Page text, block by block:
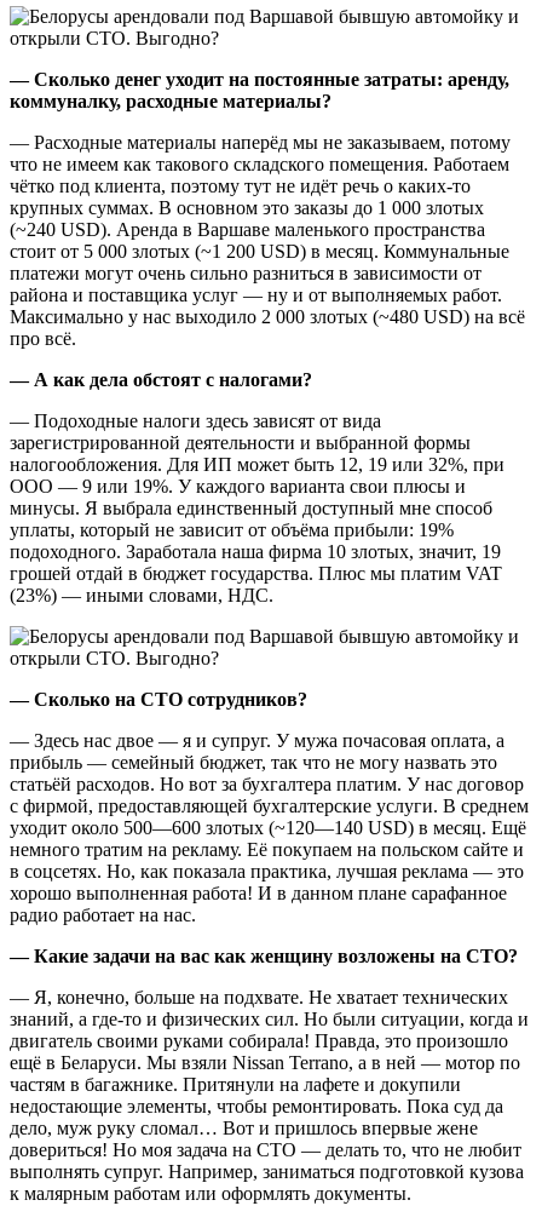
— Сколько денег уходит на постоянные затраты: аренду,
коммуналку, расходные материалы?
— Расходные материалы наперёд мы не заказываем, потому
что не имеем как такового складского помещения. Работаем
чётко под клиента, поэтому тут не идёт речь о каких-то
крупных суммах. В основном это заказы до 1 000 злотых
(~240 USD). Аренда в Варшаве маленького пространства
стоит от 5 000 злотых (~1 200 USD) в месяц. Коммунальные
платежи могут очень сильно разниться в зависимости от
района и поставщика услуг — ну и от выполняемых работ.
Максимально у нас выходило 2 000 злотых (~480 USD) на всё
про всё.
— А как дела обстоят с налогами?
— Подоходные налоги здесь зависят от вида
зарегистрированной деятельности и выбранной формы
налогообложения. Для ИП может быть 12, 19 или 32%, при
ООО — 9 или 19%. У каждого варианта свои плюсы и
минусы. Я выбрала единственный доступный мне способ
уплаты, который не зависит от объёма прибыли: 19%
подоходного. Заработала наша фирма 10 злотых, значит, 19
грошей отдай в бюджет государства. Плюс мы платим VAT
(23%) — иными словами, НДС.
— Сколько на СТО сотрудников?
— Здесь нас двое — я и супруг. У мужа почасовая оплата, а
прибыль — семейный бюджет, так что не могу назвать это
статьёй расходов. Но вот за бухгалтера платим. У нас договор
с фирмой, предоставляющей бухгалтерские услуги. В среднем
уходит около 500—600 злотых (~120—140 USD) в месяц. Ещё
немного тратим на рекламу. Её покупаем на польском сайте и
в соцсетях. Но, как показала практика, лучшая реклама — это
хорошо выполненная работа! И в данном плане сарафанное
радио работает на нас.
— Какие задачи на вас как женщину возложены на СТО?
— Я, конечно, больше на подхвате. Не хватает технических
знаний, а где-то и физических сил. Но были ситуации, когда и
двигатель своими руками собирала! Правда, это произошло
ещё в Беларуси. Мы взяли Nissan Terrano, а в ней — мотор по
частям в багажнике. Притянули на лафете и докупили
недостающие элементы, чтобы ремонтировать. Пока суд да
дело, муж руку сломал… Вот и пришлось впервые жене
довериться! Но моя задача на СТО — делать то, что не любит
выполнять супруг. Например, заниматься подготовкой кузова
к малярным работам или оформлять документы.